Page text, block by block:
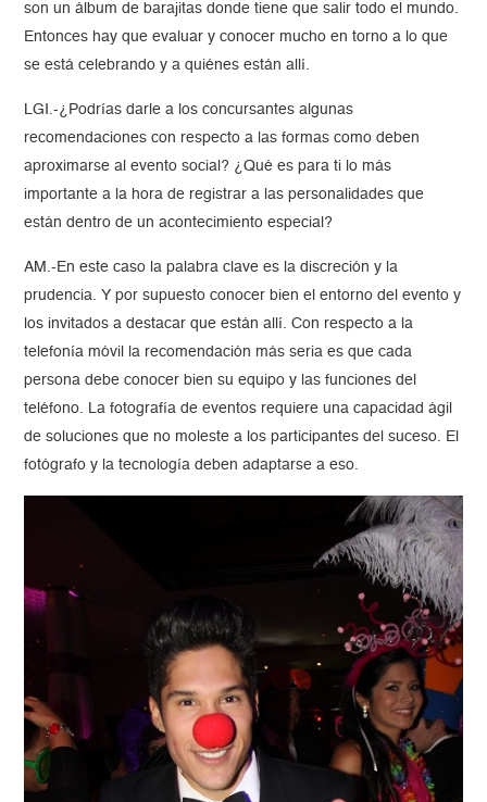
son un álbum de barajitas donde tiene que salir todo el mundo.
Entonces hay que evaluar y conocer mucho en torno a lo que
se está celebrando y a quiénes están allí.
LGI.-¿Podrías darle a los concursantes algunas
recomendaciones con respecto a las formas como deben
aproximarse al evento social? ¿Qué es para ti lo más
importante a la hora de registrar a las personalidades que
están dentro de un acontecimiento especial?
AM.-En este caso la palabra clave es la discreción y la
prudencia. Y por supuesto conocer bien el entorno del evento y
los invitados a destacar que están allí. Con respecto a la
telefonía móvil la recomendación más seria es que cada
persona debe conocer bien su equipo y las funciones del
teléfono. La fotografía de eventos requiere una capacidad ágil
de soluciones que no moleste a los participantes del suceso. El
fotógrafo y la tecnología deben adaptarse a eso.